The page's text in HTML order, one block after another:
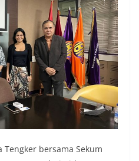
Tengker bersama Sekum